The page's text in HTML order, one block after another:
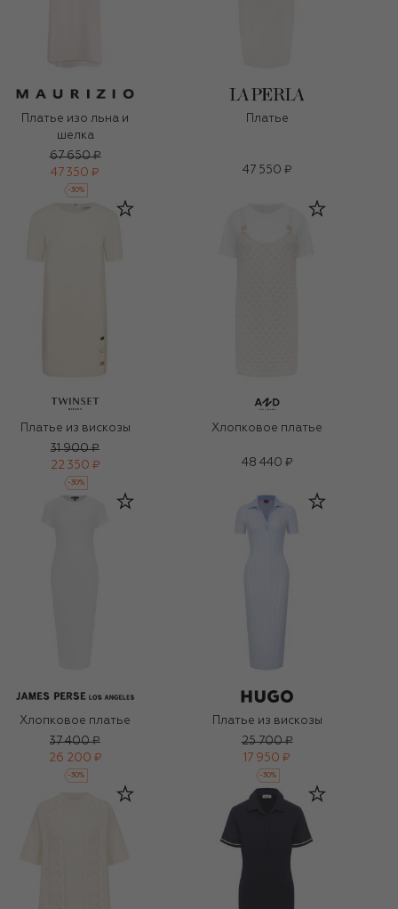
Платье изо льна и
шелка
67 650 ₽
47 350 ₽
-30%
Платье
47 550 ₽
Платье из вискозы
31 900 ₽
22 350 ₽
-30%
Хлопковое платье
48 440 ₽
Хлопковое платье
37 400 ₽
26 200 ₽
-30%
Платье из вискозы
25 700 ₽
17 950 ₽
-30%